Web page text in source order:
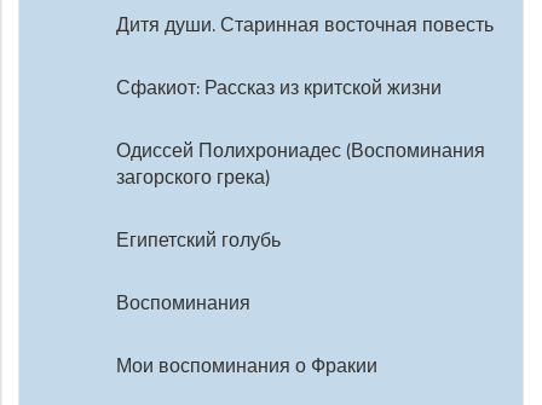
Дитя души. Старинная восточная повесть
Сфакиот: Рассказ из критской жизни
Одиссей Полихрониадес (Воспоминания
загорского грека)
Египетский голубь
Воспоминания
Мои воспоминания о Фракии